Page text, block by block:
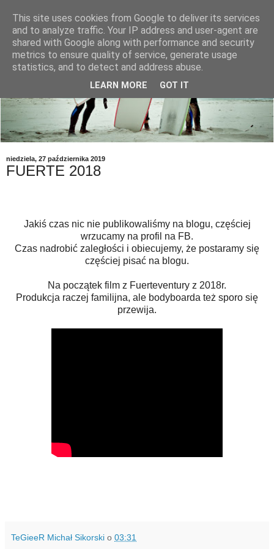
niedziela, 27 października 2019
FUERTE 2018
Jakiś czas nic nie publikowaliśmy na blogu, częściej
wrzucamy na profil na FB.
Czas nadrobić zaległości i obiecujemy, że postaramy się
częściej pisać na blogu.
Na początek film z Fuerteventury z 2018r.
Produkcja raczej familijna, ale bodyboarda też sporo się
przewija.
TeGieeR Michał Sikorski o 03:31
This site uses cookies from Google to deliver its services
and to analyze traffic. Your IP address and user-agent are
shared with Google along with performance and security
metrics to ensure quality of service, generate usage
statistics, and to detect and address abuse.
LEARN MORE GOT IT